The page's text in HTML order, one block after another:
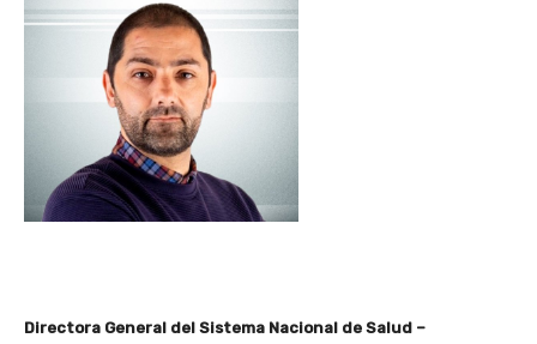
Directora General del Sistema Nacional de Salud –